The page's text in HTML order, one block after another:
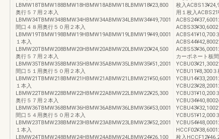
LBMW18TBMW188BMW18HBMW18ABMW18LBMW18¥23,800
奥行５７用２本入
LBMW34TBMW348BMW34HBMW34ABMW34LBMW34¥49,7001
間口４８用奥行５０用２本入
LBMW19TBMW198BMW19HBMW19ABMW19LBMW19¥49,0001
１本入
LBMW20TBMW208BMW20HBMW20ABMW20LBMW20¥24,500
奥行５７用２本入
LBMW35TBMW358BMW35HBMW35ABMW35LBMW35¥51,2001
間口５１用奥行５０用２本入
LBMW21TBMW218BMW21HBMW21ABMW21LBMW21¥50,6001
１本入
LBMW22TBMW228BMW22HBMW22ABMW22LBMW22¥25,300
奥行５７用２本入
LBMW36TBMW368BMW36HBMW36ABMW36LBMW36¥53,0001
間口５４用奥行５０用２本入
LBMW23TBMW238BMW23HBMW23ABMW23LBMW23¥52,2001
１本入
LBMW24TBMW248BMW24HBMW24ABMW24LBMW24¥26,100
枚入
用１枚入
ACBS41¥10,700
カーボネート板
YCBU11¥8,300
YCBU31¥10,200
YCBU51¥12,000
枚入